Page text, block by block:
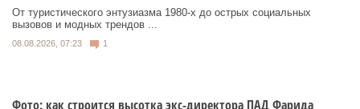
От туристического энтузиазма 1980‑х до острых социальных
вызовов и модных трендов ...
08.08.2026, 07:23 1
Фото: как строится высотка экс-директора ПАД Фарида